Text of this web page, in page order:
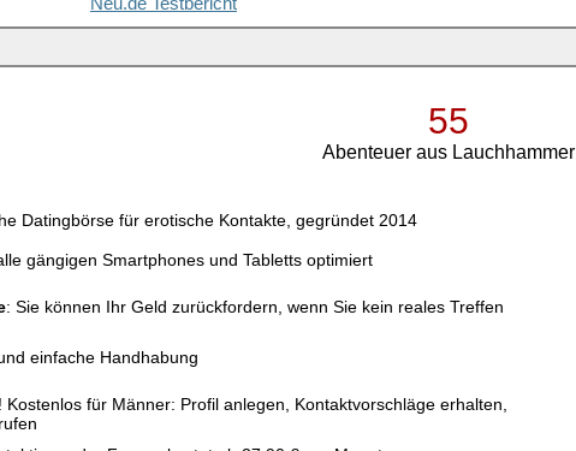
55
Abenteuer aus Lauchhammer
Datingbörse für erotische Kontakte, gegründet 2014
gängigen Smartphones und Tabletts optimiert
: Sie können Ihr Geld zurückfordern, wenn Sie kein reales Treffen
einfache Handhabung
für Männer: Profil anlegen, Kontaktvorschläge erhalten,